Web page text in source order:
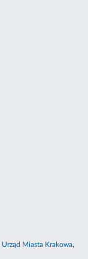
Urząd Miasta Krakowa,